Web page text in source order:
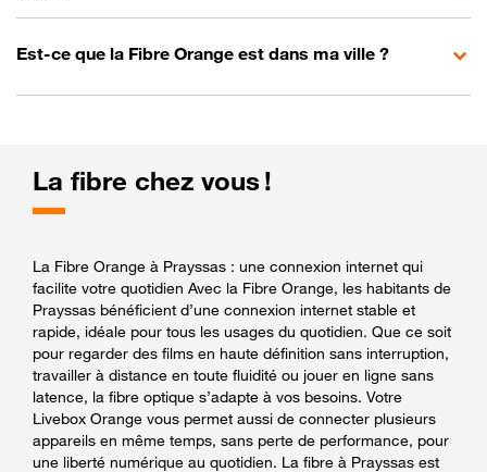
Est-ce que la Fibre Orange est dans ma ville ?
La fibre chez vous !
La Fibre Orange à Prayssas : une connexion internet qui
facilite votre quotidien Avec la Fibre Orange, les habitants de
Prayssas bénéficient d’une connexion internet stable et
rapide, idéale pour tous les usages du quotidien. Que ce soit
pour regarder des films en haute définition sans interruption,
travailler à distance en toute fluidité ou jouer en ligne sans
latence, la fibre optique s’adapte à vos besoins. Votre
Livebox Orange vous permet aussi de connecter plusieurs
appareils en même temps, sans perte de performance, pour
une liberté numérique au quotidien. La fibre à Prayssas est